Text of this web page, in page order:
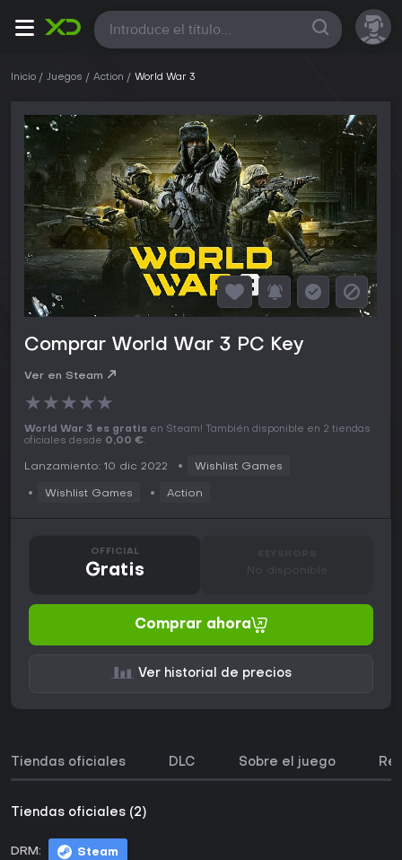
Todas
Inicio Juegos Action World War 3
Comprar World War 3 PC Key
Ver en Steam
★★★★★
World War 3 es gratis en Steam! También disponible en 2 tiendas
oficiales desde 0,00 €.
Lanzamiento: 10 dic 2022 Wishlist Games
Wishlist Games Action
OFFICIAL
Gratis No disponible
Comprar ahora
Ver historial de precios
Tiendas oficiales DLC Sobre el juego
Tiendas oficiales (2)
DRM: Steam